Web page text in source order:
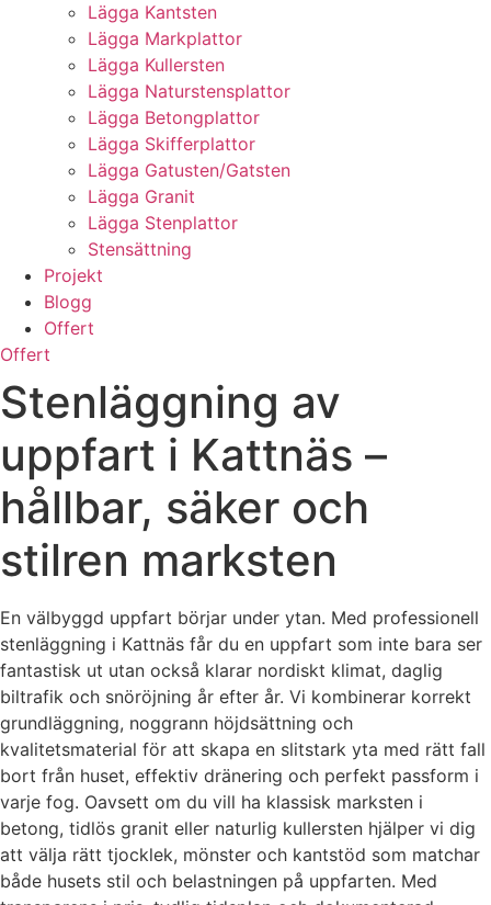
Lägga Kantsten
Lägga Markplattor
Lägga Kullersten
Lägga Naturstensplattor
Lägga Betongplattor
Lägga Skifferplattor
Lägga Gatusten/Gatsten
Lägga Granit
Lägga Stenplattor
Stensättning
Projekt
Blogg
Offert
Offert
Stenläggning av
uppfart i Kattnäs –
hållbar, säker och
stilren marksten
En välbyggd uppfart börjar under ytan. Med professionell
stenläggning i Kattnäs får du en uppfart som inte bara ser
fantastisk ut utan också klarar nordiskt klimat, daglig
biltrafik och snöröjning år efter år. Vi kombinerar korrekt
grundläggning, noggrann höjdsättning och
kvalitetsmaterial för att skapa en slitstark yta med rätt fall
bort från huset, effektiv dränering och perfekt passform i
varje fog. Oavsett om du vill ha klassisk marksten i
betong, tidlös granit eller naturlig kullersten hjälper vi dig
att välja rätt tjocklek, mönster och kantstöd som matchar
både husets stil och belastningen på uppfarten. Med